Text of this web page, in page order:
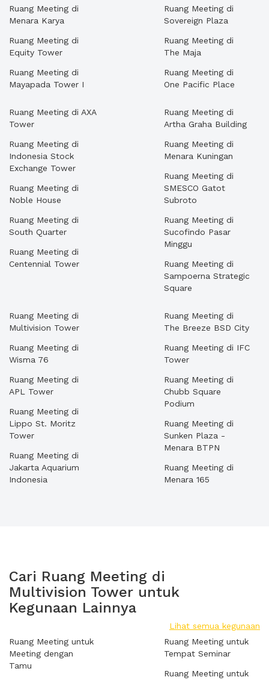
Ruang Meeting di
Menara Karya
Ruang Meeting di
Equity Tower
Ruang Meeting di
Mayapada Tower I
Ruang Meeting di
Sovereign Plaza
Ruang Meeting di
The Maja
Ruang Meeting di
One Pacific Place
Ruang Meeting di AXA
Tower
Ruang Meeting di
Indonesia Stock
Exchange Tower
Ruang Meeting di
Noble House
Ruang Meeting di
South Quarter
Ruang Meeting di
Centennial Tower
Ruang Meeting di
Artha Graha Building
Ruang Meeting di
Menara Kuningan
Ruang Meeting di
SMESCO Gatot
Subroto
Ruang Meeting di
Sucofindo Pasar
Minggu
Ruang Meeting di
Sampoerna Strategic
Square
Ruang Meeting di
Multivision Tower
Ruang Meeting di
Wisma 76
Ruang Meeting di
APL Tower
Ruang Meeting di
Lippo St. Moritz
Tower
Ruang Meeting di
Jakarta Aquarium
Indonesia
Ruang Meeting di
The Breeze BSD City
Ruang Meeting di IFC
Tower
Ruang Meeting di
Chubb Square
Podium
Ruang Meeting di
Sunken Plaza -
Menara BTPN
Ruang Meeting di
Menara 165
Cari Ruang Meeting di
Multivision Tower untuk
Kegunaan Lainnya
Lihat semua kegunaan
Ruang Meeting untuk
Meeting dengan
Tamu
Ruang Meeting untuk
Tempat Seminar
Ruang Meeting untuk